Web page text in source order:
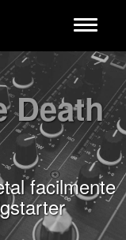
Toggle
Death
facilmente